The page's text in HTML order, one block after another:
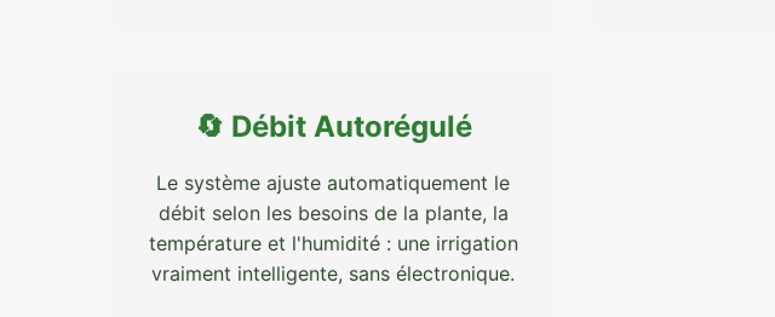
🔄 Débit Autorégulé
Le système ajuste automatiquement le
débit selon les besoins de la plante, la
température et l'humidité : une irrigation
vraiment intelligente, sans électronique.